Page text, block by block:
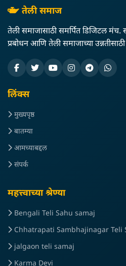
तेली समाज
तेली समाजासाठी समर्पित डिजिटल मंच.
प्रबोधन आणि तेली समाजाच्या उन्नतीसाठी
लिंक्स
मुख्यपृष्ठ
बातम्या
आमच्याबद्दल
संपर्क
महत्त्वाच्या श्रेण्या
Bengali Teli Sahu samaj
Chhatrapati Sambhajinagar Teli
jalgaon teli samaj
Karma Devi